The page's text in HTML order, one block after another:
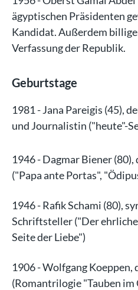
ägyptischen Präsidenten
Kandidat. Außerdem
Verfassung der Republik.
Geburtstage
1981 - Jana Pareigis (45),
und Journalistin ("heute"-
1946 - Dagmar Biener
("Papa ante Portas",
1946 - Rafik Schami (80),
Schriftsteller ("Der
Seite der Liebe")
1906 - Wolfgang
(Romantrilogie "Tauben im